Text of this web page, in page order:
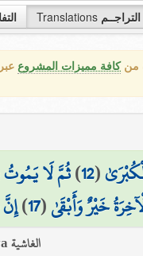
Translations التراجــم
منكافة مميزات المشروع عبر
(
12
)ثُمَّ لَا يَمُوتُ
خَيْرٌ وَأَبْقَىٰ(
17
)
الغاشية Al-Ghaashiya